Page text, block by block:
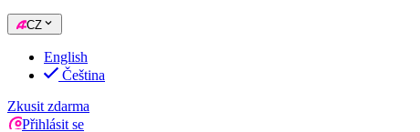
CZ
English
Čeština
Zkusit zdarma
Přihlásit se